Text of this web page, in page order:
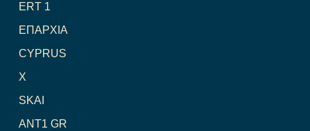
ERT 1
ΕΠΑΡΧΙΑ
CYPRUS
X
SKAI
ANT1 GR